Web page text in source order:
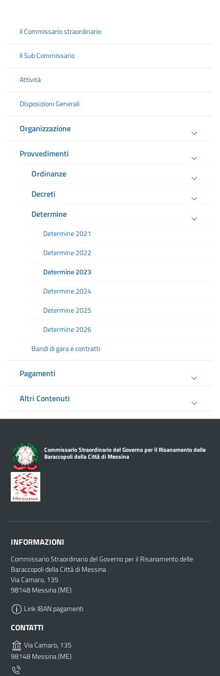
Il Commissario straordinario
Il Sub Commissario
Attività
Disposizioni Generali
Organizzazione
Provvedimenti
Ordinanze
Decreti
Determine
Determine 2021
Determine 2022
Determine 2023
Determine 2024
Determine 2025
Determine 2026
Bandi di gara e contratti
Pagamenti
Altri Contenuti
Commissario Straordinario del Governo per il Risanamento delle
Baraccopoli della Città di Messina
INFORMAZIONI
Commissario Straordinario del Governo per il Risanamento delle
Baraccopoli della Città di Messina
Via Camaro, 135
98148 Messina (ME)
Link IBAN pagamenti
CONTATTI
Via Camaro, 135
98148 Messina (ME)